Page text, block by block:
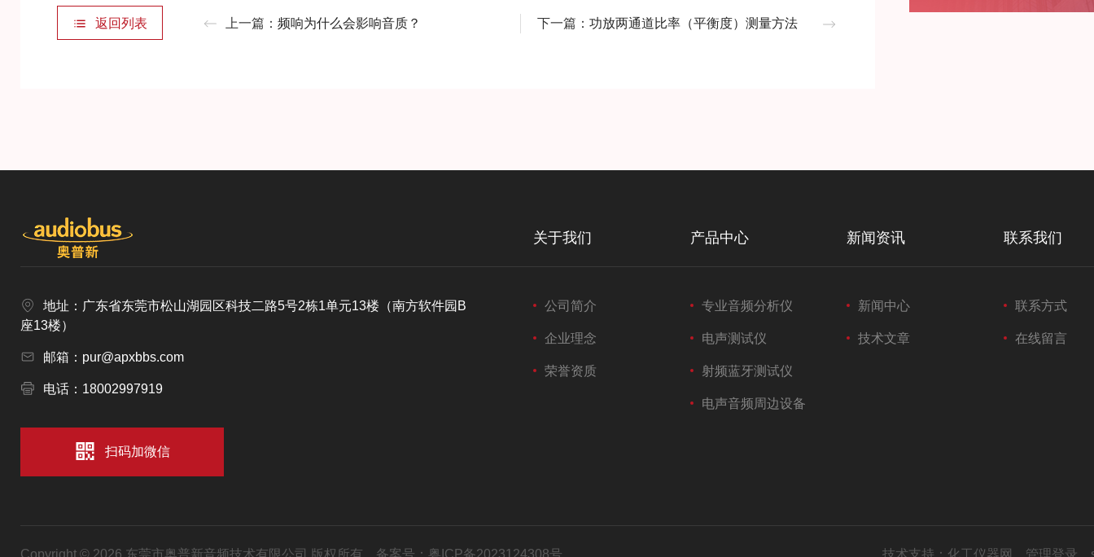
返回列表 上一篇： 频响为什么会影响音质？ 下一篇： 功放两通道比率（平衡度）测量方法
地址：广东省东莞市松山湖园区科技二路5号2栋1单元13楼（南方软件园B
座13楼）
邮箱：pur@apxbbs.com
电话：18002997919
扫码加微信
关于我们
公司简介
企业理念
荣誉资质
产品中心
专业音频分析仪
电声测试仪
射频蓝牙测试仪
电声音频周边设备
新闻资讯
新闻中心
技术文章
联系我们
联系方式
在线留言
Copyright © 2026 东莞市奥普新音频技术有限公司 版权所有 备案号： 粤ICP备2023124308号 技术支持： 化工仪器网 管理登录